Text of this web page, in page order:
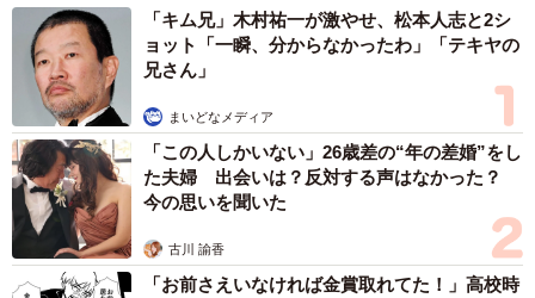
「鉄道がいかに安全に気を遣って運行されているか、鉄道
が好きならばよく知っているはずです。自分の撮影のため
に、鉄道会社に迷惑をかけるような危険行為は絶対にしな
いでほしいです」
◇ ◇
やおよろずさんの動画には「撮り鉄の秩序のなさヤバイ」
「ルール守って撮影してる人に謝って」とマナー向上を求
「キム兄」木村祐一が激やせ、松本人志と2シ
ョット「一瞬、分からなかったわ」「テキヤの
兄さん」
まいどなメディア
「この人しかいない」26歳差の“年の差婚”をし
た夫婦 出会いは？反対する声はなかった？
今の思いを聞いた
古川 諭香
「お前さえいなければ金賞取れてた！」高校時